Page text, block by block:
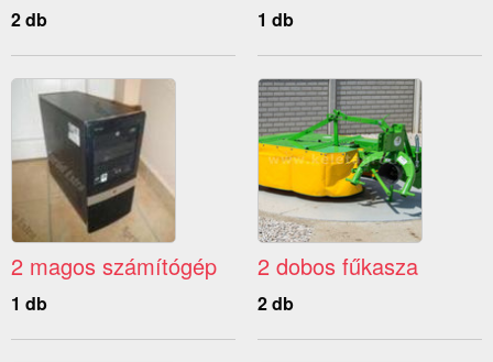
2 db 1 db
2 magos számítógép
1 db
2 dobos fűkasza
2 db